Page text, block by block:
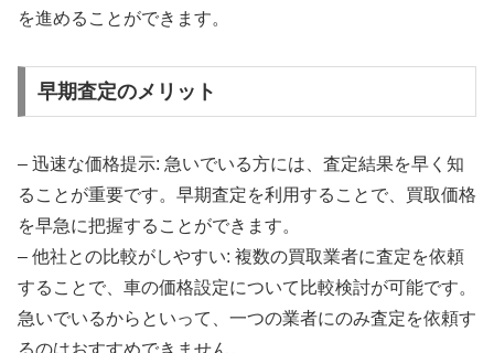
を進めることができます。
早期査定のメリット
– 迅速な価格提示: 急いでいる方には、査定結果を早く知
ることが重要です。早期査定を利用することで、買取価格
を早急に把握することができます。
– 他社との比較がしやすい: 複数の買取業者に査定を依頼
することで、車の価格設定について比較検討が可能です。
急いでいるからといって、一つの業者にのみ査定を依頼す
るのはおすすめできません。